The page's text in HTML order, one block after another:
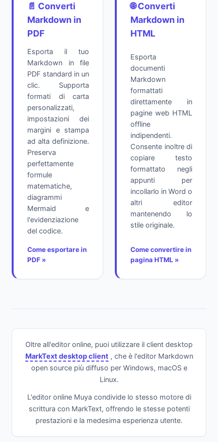
📄 Converti
Markdown in
PDF
Esporta il tuo
Markdown in file
PDF standard in un
clic. Supporta
formati di carta
personalizzati,
impostazioni dei
margini e stampa
ad alta definizione.
Preserva
perfettamente
formule
matematiche,
diagrammi
Mermaid e
l'evidenziazione
del codice.
Come esportare in
PDF »
🌐 Converti
Markdown in
HTML
Esporta
documenti
Markdown
formattati
direttamente in
pagine web HTML
offline
indipendenti.
Consente inoltre di
copiare testo
formattato negli
appunti per
incollarlo in Word o
altri editor
mantenendo lo
stile originale.
Come convertire in
pagina HTML »
Oltre all'editor online, puoi utilizzare il client desktop
MarkText desktop client , che è l'editor Markdown
open source più diffuso per Windows, macOS e
Linux.
L'editor online Muya condivide lo stesso motore di
scrittura con MarkText, offrendo le stesse potenti
prestazioni e la medesima esperienza utente.